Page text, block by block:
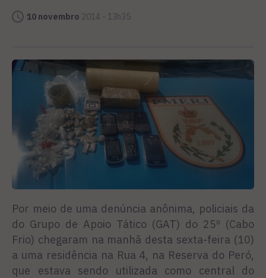
10 novembro 2014 - 13h35
Por meio de uma denúncia anônima, policiais da
do Grupo de Apoio Tático (GAT) do 25º (Cabo
Frio) chegaram na manhã desta sexta-feira (10)
a uma residência na Rua 4, na Reserva do Peró,
que estava sendo utilizada como central do